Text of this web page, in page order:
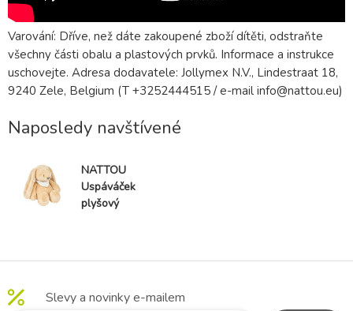
Varování: Dříve, než dáte zakoupené zboží dítěti, odstraňte
všechny části obalu a plastových prvků. Informace a instrukce
uschovejte. Adresa dodavatele: Jollymex N.V., Lindestraat 18,
9240 Zele, Belgium (T +3252444515 / e-mail info@nattou.eu)
Naposledy navštívené
NATTOU
Uspáváček
plyšový
Pale Brown
Slevy a novinky e-mailem